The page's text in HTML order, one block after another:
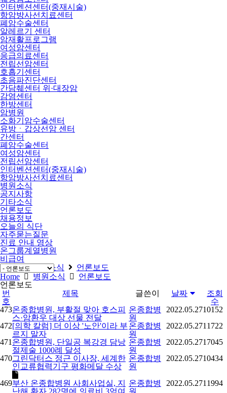
인터벤션센터(중재시술)
항암방사선치료센터
폐암수술센터
알레르기 센터
암재활프로그램
여성암센터
응급의료센터
전립선암센터
호흡기센터
초음파진단센터
간담췌센터 위·대장암
감염센터
한방센터
암병원
소화기암수술센터
유방ㆍ갑상선암 센터
간센터
폐암수술센터
여성암센터
전립선암센터
인터벤션센터(중재시술)
항암방사선치료센터
병원소식
공지사항
기타소식
언론보도
채용정보
오늘의 식단
자주묻는질문
진료 안내 영상
온그룹계열병원
비급여
Home
병원소식
언론보도
Home
병원소식
언론보도
언론보도
번
호
제목 글쓴이 날짜
조회
수
473온종합병원, 부활절 맞아 호스피
스·암환우 대상 선물 전달
온종합병
원
2022.05.2710152
472[의학 칼럼] 더 이상 '노안'이라 부
르지 말자
온종합병
원
2022.05.2711722
471 온종합병원, 단일공 복강경 담낭
절제술 1000례 달성
온종합병
원
2022.05.2717045
470그린닥터스 정근 이사장, 세계한
인교류협력기구 평화메달 수상
온종합병
원
2022.05.2710434
469부산 온종합병원 사회사업실, 지
난해 환자 282명에 의료비 3억여
온종합병
원
2022.05.2711994